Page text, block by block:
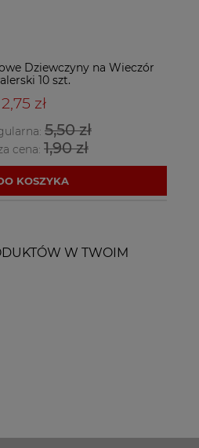
Dziewczyny na Wieczór
10 szt.
2,75 zł
5,50 zł
cena: 1,90 zł
KOSZYKA
W TWOIM